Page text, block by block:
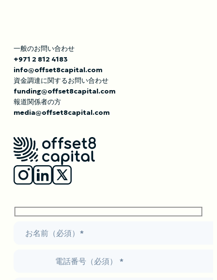
一般のお問い合わせ
+971 2 812 4183
info@offset8capital.com
資金調達に関するお問い合わせ
funding@offset8capital.com
報道関係者の方
media@offset8capital.com
お名前（必須）*
電話番号（必須） *